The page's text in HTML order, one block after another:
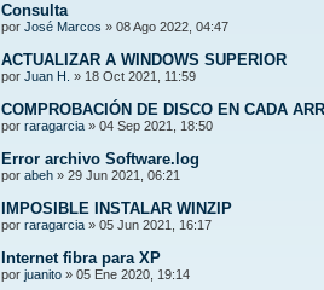
Consulta
por José Marcos » 08 Ago 2022, 04:47
ACTUALIZAR A WINDOWS SUPERIOR
por Juan H. » 18 Oct 2021, 11:59
COMPROBACIÓN DE DISCO EN CADA
por raragarcia » 04 Sep 2021, 18:50
Error archivo Software.log
por abeh » 29 Jun 2021, 06:21
IMPOSIBLE INSTALAR WINZIP
por raragarcia » 05 Jun 2021, 16:17
Internet fibra para XP
por juanito » 05 Ene 2020, 19:14